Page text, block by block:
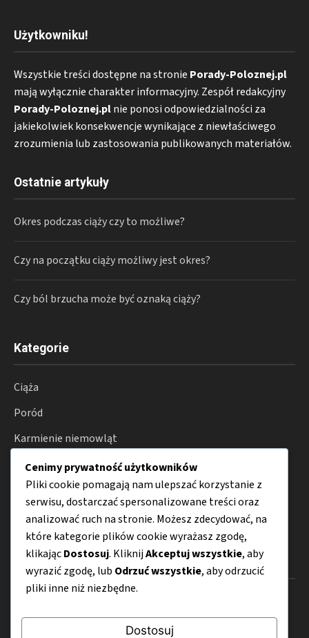
Użytkowniku!
Wszystkie treści dostępne na stronie Porady-Poloznej.pl
mają wyłącznie charakter informacyjny. Zespół redakcyjny
Porady-Poloznej.plnie ponosi odpowiedzialności za
jakiekolwiek konsekwencje wynikające z niewłaściwego
zrozumienia lub zastosowania publikowanych materiałów.
Ostatnie artykuły
Okres podczas ciąży czy to możliwe?
Czy na początku ciąży możliwy jest okres?
Czy ból brzucha może być oznaką ciąży?
Kategorie
Ciąża
Poród
Karmienie niemowląt
Rodzicielstwo
Zdrowie
Porady
Menu
Cenimy prywatność użytkowników
Pliki cookie pomagają nam ulepszać korzystanie z
serwisu, dostarczać spersonalizowane treści oraz
analizować ruch na stronie. Możesz zdecydować, na
które kategorie plików cookie wyrażasz zgodę,
klikającDostosuj. KliknijAkceptuj wszystkie, aby
wyrazić zgodę, lub Odrzuć wszystkie, aby odrzucić
pliki inne niż niezbędne.
Dostosuj